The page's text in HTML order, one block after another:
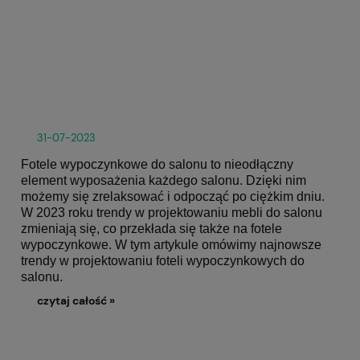
31-07-2023
Fotele wypoczynkowe do salonu to nieodłączny
element wyposażenia każdego salonu. Dzięki nim
możemy się zrelaksować i odpocząć po ciężkim dniu.
W 2023 roku trendy w projektowaniu mebli do salonu
zmieniają się, co przekłada się także na fotele
wypoczynkowe. W tym artykule omówimy najnowsze
trendy w projektowaniu foteli wypoczynkowych do
salonu.
czytaj całość »